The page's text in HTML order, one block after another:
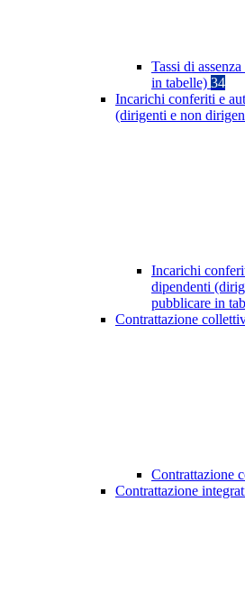
Tassi di
in tabelle) 34
Incarichi conferiti e
(dirigenti e non
Incarichi
dipendenti
pubblicare in
Contrattazione
Contrattazione
Contrattazione